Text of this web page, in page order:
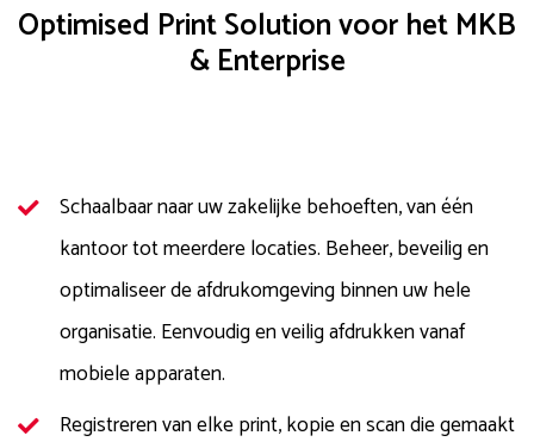
Optimised Print Solution voor het MKB
& Enterprise
Schaalbaar naar uw zakelijke behoeften, van één
kantoor tot meerdere locaties. Beheer, beveilig en
optimaliseer de afdrukomgeving binnen uw hele
organisatie. Eenvoudig en veilig afdrukken vanaf
mobiele apparaten.
Registreren van elke print, kopie en scan die gemaakt